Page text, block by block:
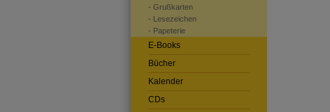
- Grußkarten
- Lesezeichen
- Papeterie
E-Books
Bücher
Kalender
CDs